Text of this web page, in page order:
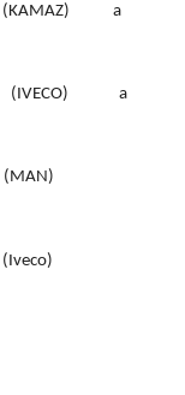
(KAMAZ)
a
(IVECO)
a
(MAN)
(Iveco)